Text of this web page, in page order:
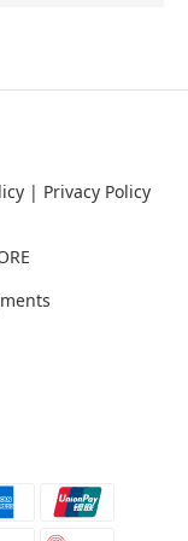
| Privacy Policy